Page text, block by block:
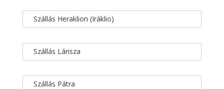
Szállás Heraklion (Iráklio)
Szállás Lárisza
Szállás Pátra